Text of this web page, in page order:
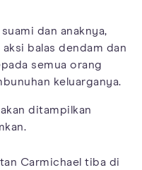
dan anaknya,
balas dendam dan
semua orang
keluarganya.
ditampilkan
Carmichael tiba di